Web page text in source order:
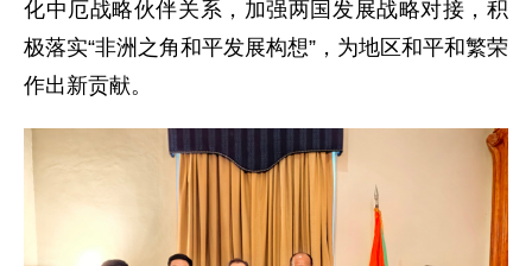
化中厄战略伙伴关系，加强两国发展战略对接，积
极落实“非洲之角和平发展构想”，为地区和平和繁荣
作出新贡献。